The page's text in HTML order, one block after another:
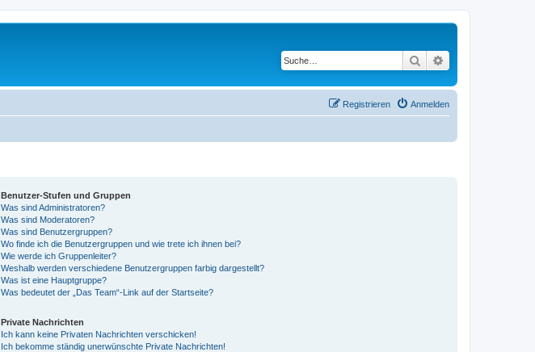
Suche
Anmelden
Registrieren
Benutzer-Stufen und Gruppen
Was sind Administratoren?
Was sind Moderatoren?
Was sind Benutzergruppen?
Wo finde ich die Benutzergruppen und wie trete ich ihnen bei?
Wie werde ich Gruppenleiter?
Weshalb werden verschiedene Benutzergruppen farbig dargestellt?
Was ist eine Hauptgruppe?
Was bedeutet der „Das Team“-Link auf der Startseite?
Private Nachrichten
Ich kann keine Privaten Nachrichten verschicken!
Ich bekomme ständig unerwünschte Private Nachrichten!